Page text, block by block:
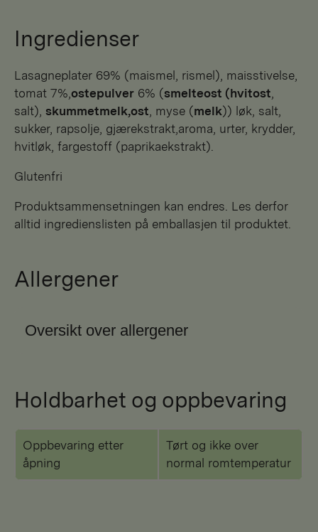
Ingredienser
lasagneplater 69% (maismel, rismel), maisstivelse,
tomat 7%,ostepulver 6% (smelteost (hvitost
salt),skummetmelk,ost , myse (melk)) løk, salt,
sukker, rapsolje, gjærekstrakt,aroma, urter, krydder,
hvitløk, fargestoff (paprikaekstrakt).
Glutenfri
Produktsammensetningen kan endres. Les derfor
alltid ingredienslisten på emballasjen til produktet.
Allergener
Oversikt over allergener
Holdbarhet og oppbevaring
Oppbevaring etter
åpning
Tørt og ikke over
normal romtemperatur